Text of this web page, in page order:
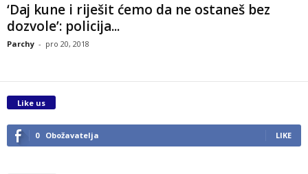
‘Daj kune i riješit ćemo da ne ostaneš bez
dozvole’: policija...
Parchy - pro 20, 2018
Like us
0 Obožavatelja LIKE